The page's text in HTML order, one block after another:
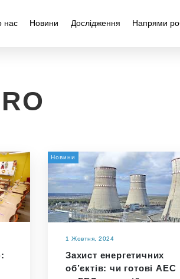
нас Новини Дослідження Напрями
Новини
1 Жовтня, 2024
Захист енергетичних
об’єктів: чи готові АЕС